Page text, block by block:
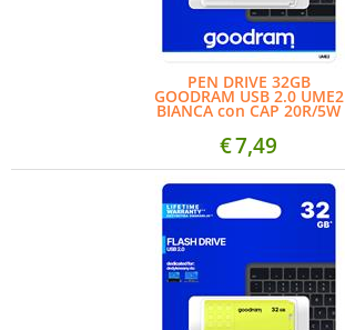
PEN DRIVE 32GB
GOODRAM USB 2.0 UME2
BIANCA con CAP 20R/5W
€7,49